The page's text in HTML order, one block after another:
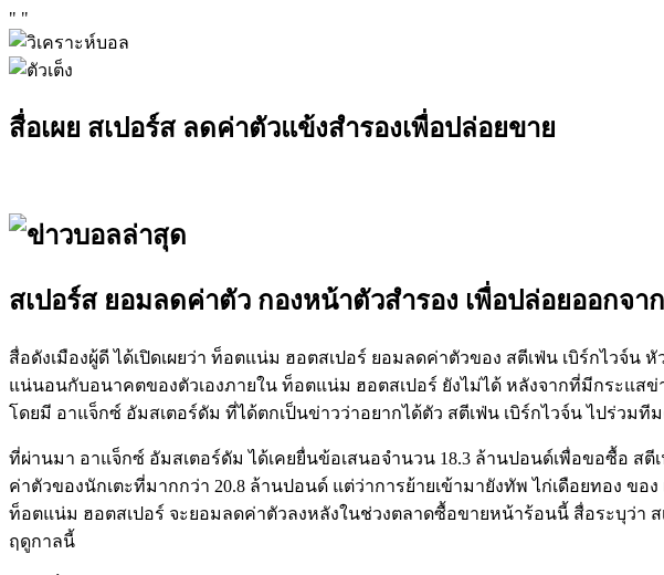
" "
สื่อเผย สเปอร์ส ลดค่าตัวแข้งสำรองเพื่อปล่อยขาย
สเปอร์ส ยอมลดค่าตัว กองหน้าตัวสำรอง เพื่อปล่อยออกจา
สื่อดังเมืองผู้ดี ได้เปิดเผยว่า ท็อตแน่ม ฮอตสเปอร์ ยอมลดค่าตัวของ สตีเฟ่น เบิร์กไวจ์
แน่นอนกับอนาคตของตัวเองภายใน ท็อตแน่ม ฮอตสเปอร์ ยังไม่ได้ หลังจากที่มีกระแส
โดยมี อาแจ็กซ์ อัมสเตอร์ดัม ที่ได้ตกเป็นข่าวว่าอยากได้ตัว สตีเฟ่น เบิร์กไวจ์น ไปร่วมที
ที่ผ่านมา อาแจ็กซ์ อัมสเตอร์ดัม ได้เคยยื่นข้อเสนอจำนวน 18.3 ล้านปอนด์เพื่อขอซื้อ ส
ค่าตัวของนักเตะที่มากกว่า 20.8 ล้านปอนด์ แต่ว่าการย้ายเข้ามายังทัพ ไก่เดือยทอง ข
ท็อตแน่ม ฮอตสเปอร์ จะยอมลดค่าตัวลงหลังในช่วงตลาดซื้อขายหน้าร้อนนี้ สื่อระบุว่า
ฤดูกาลนี้